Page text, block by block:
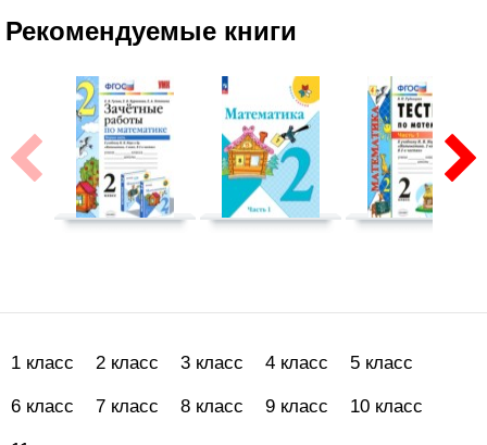
Рекомендуемые книги
1 класс 2 класс 3 класс 4 класс 5 класс
6 класс 7 класс 8 класс 9 класс 10 класс